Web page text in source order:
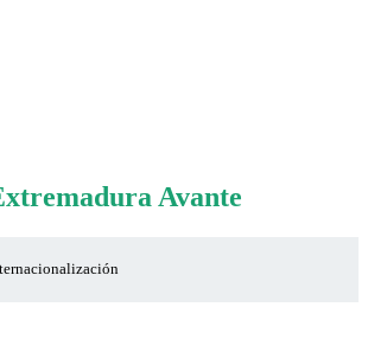
Avante